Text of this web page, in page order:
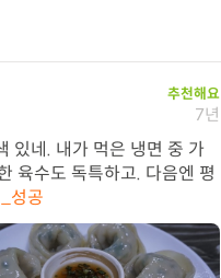
추천해요
7년
있네. 내가 먹은 냉면 중 가
육수도 독특하고. 다음엔 평
성공